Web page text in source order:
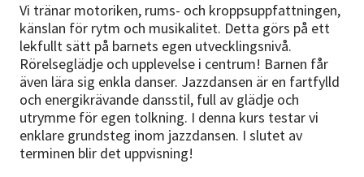
Vi tränar motoriken, rums- och kroppsuppfattningen,
känslan för rytm och musikalitet. Detta görs på ett
lekfullt sätt på barnets egen utvecklingsnivå.
Rörelseglädje och upplevelse i centrum! Barnen får
även lära sig enkla danser. Jazzdansen är en fartfylld
och energikrävande dansstil, full av glädje och
utrymme för egen tolkning. I denna kurs testar vi
enklare grundsteg inom jazzdansen. I slutet av
terminen blir det uppvisning!